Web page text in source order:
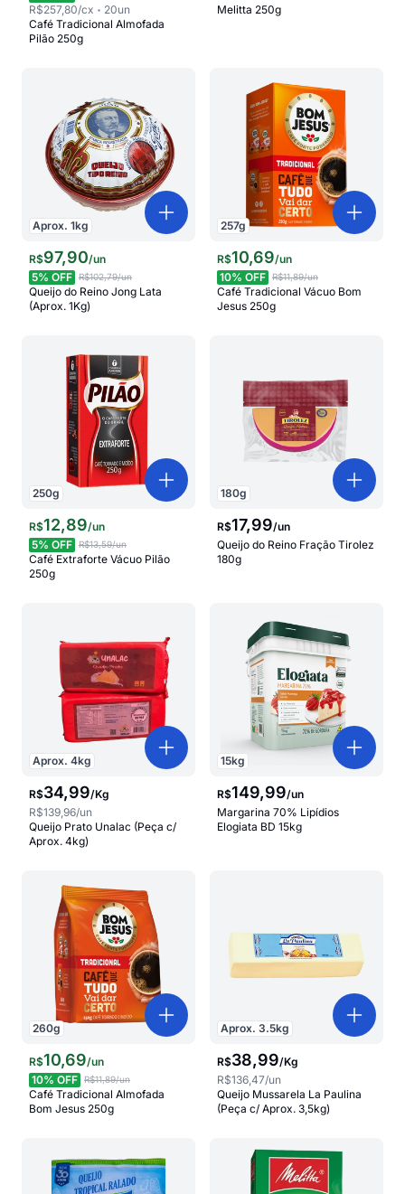
R$257,80/cx 20un
Café Tradicional Almofada
Pilão 250g
Melitta 250g
Aprox. 1kg
R$97,90/un
5% OFF R$102,79/un
Queijo do Reino Jong Lata
(Aprox. 1Kg)
257g
R$10,69/un
10% OFF R$11,89/un
Café Tradicional Vácuo Bom
Jesus 250g
250g
R$12,89/un
5% OFF R$13,59/un
Café Extraforte Vácuo Pilão
250g
180g
R$17,99/un
Queijo do Reino Fração Tirolez
180g
Aprox. 4kg
R$34,99/Kg
R$139,96/un
Queijo Prato Unalac (Peça c/
Aprox. 4kg)
15kg
R$149,99/un
Margarina 70% Lipídios
Elogiata BD 15kg
260g
R$10,69/un
10% OFF R$11,89/un
Café Tradicional Almofada
Bom Jesus 250g
Aprox. 3.5kg
R$38,99/Kg
R$136,47/un
Queijo Mussarela La Paulina
(Peça c/ Aprox. 3,5kg)